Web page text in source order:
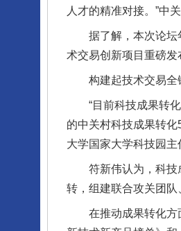
人才的精准对接。”中
据了解，本次论坛年
术交易创新项目重磅发
构建起技术交易全链
“目前科技成果转化
的中关村科技成果转
大学国家大学科技园
符新伟认为，科技成
转，组建联合攻关团队
在推动成果转化方面